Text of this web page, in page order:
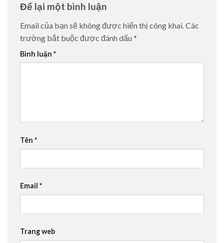
Để lại một bình luận
Email của bạn sẽ không được hiển thị công khai. Các
trường bắt buộc được đánh dấu *
Bình luận *
Tên *
Email *
Trang web